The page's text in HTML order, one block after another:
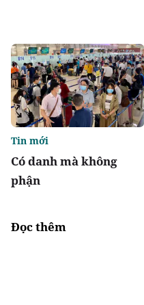
Có danh mà không
phận
Tin mới
Đọc thêm